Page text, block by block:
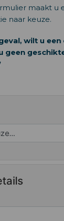
maakt u
naar keuze.
wilt u
geen